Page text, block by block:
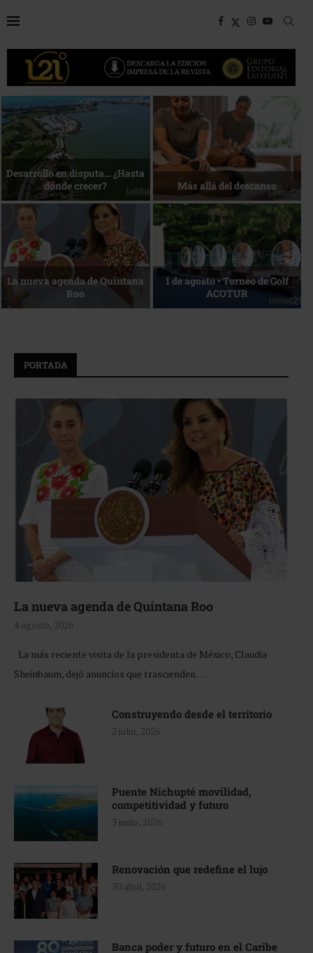
Bottega, un viaje servido a la
mesa
Energía que Impulsa la
competitividad
Reconocimiento de viajeros La esencia del servicio
PORTADA
La nueva agenda de Quintana Roo
4 agosto, 2026
La más reciente visita de la presidenta de México, Claudia
Sheinbaum, dejó anuncios que trascienden …
Construyendo desde el territorio
2 julio, 2026
Puente Nichupté movilidad,
competitividad y futuro
3 junio, 2026
Renovación que redefine el lujo
30 abril, 2026
Banca poder y futuro en el Caribe